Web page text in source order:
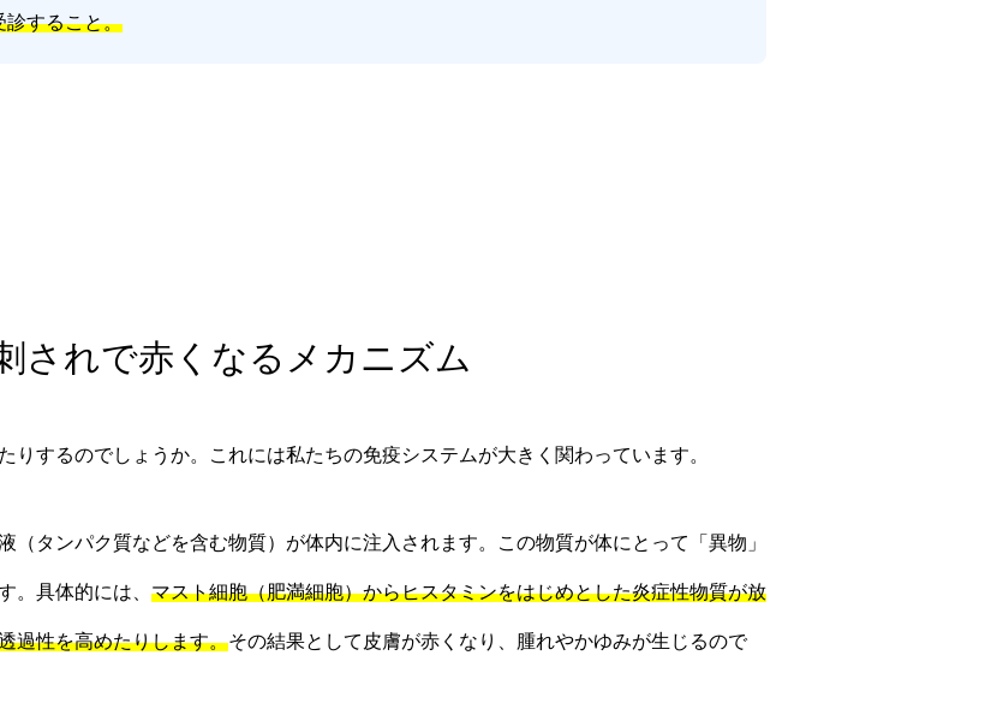
診すること。
されで赤くなるメカニズム
りするのでしょうか。これには私たちの免疫システムが大きく関わっています。
（タンパク質などを含む物質）が体内に注入されます。この物質が体にとって「異物」
。具体的には、 マスト細胞（肥満細胞）からヒスタミンをはじめとした炎症性物質が放
過性を高めたりします。その結果として皮膚が赤くなり、腫れやかゆみが生じるので